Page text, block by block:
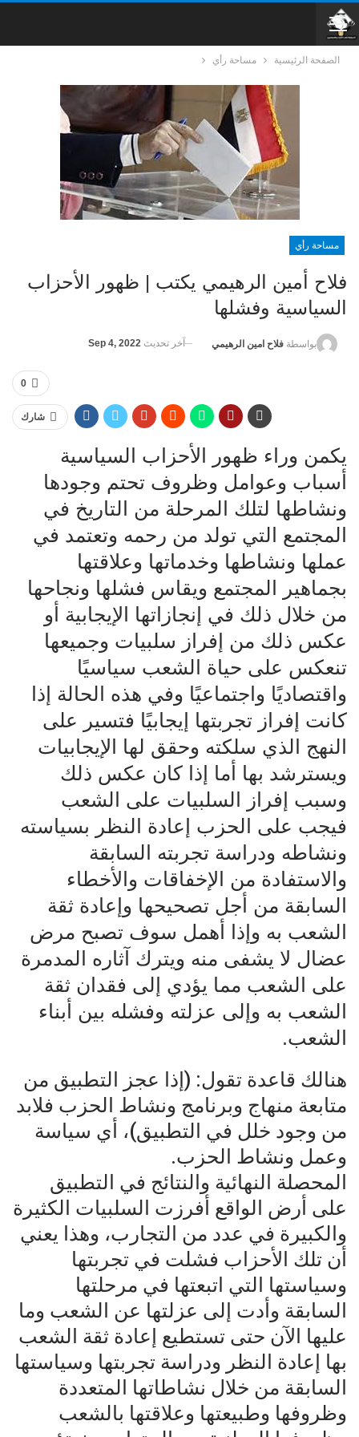
الصفحة الرئيسية مساحة رأي
مساحة رأي
فلاح أمين الرهيمي يكتب | ظهور الأحزاب
السياسية وفشلها
بواسطة فلاح امين الرهيمي آخر تحديث Sep 4, 2022
0
شارك
يكمن وراء ظهور الأحزاب السياسية
أسباب وعوامل وظروف تحتم وجودها
ونشاطها لتلك المرحلة من التاريخ في
المجتمع التي تولد من رحمه وتعتمد في
عملها ونشاطها وخدماتها وعلاقتها
بجماهير المجتمع ويقاس فشلها ونجاحها
من خلال ذلك في إنجازاتها الإيجابية أو
عكس ذلك من إفراز سلبيات وجميعها
تنعكس على حياة الشعب سياسيًا
واقتصاديًا واجتماعيًا وفي هذه الحالة إذا
كانت إفراز تجربتها إيجابيًا فتسير على
النهج الذي سلكته وحقق لها الإيجابيات
ويسترشد بها أما إذا كان عكس ذلك
وسبب إفراز السلبيات على الشعب
فيجب على الحزب إعادة النظر بسياسته
ونشاطه ودراسة تجربته السابقة
والاستفادة من الإخفاقات والأخطاء
السابقة من أجل تصحيحها وإعادة ثقة
الشعب به وإذا أهمل سوف تصبح مرض
عضال لا يشفى منه ويترك آثاره المدمرة
على الشعب مما يؤدي إلى فقدان ثقة
الشعب به وإلى عزلته وفشله بين أبناء
الشعب.
هنالك قاعدة تقول: (إذا عجز التطبيق من
متابعة منهاج وبرنامج ونشاط الحزب فلابد
من وجود خلل في التطبيق)، أي سياسة
وعمل ونشاط الحزب.
المحصلة النهائية والنتائج في التطبيق
على أرض الواقع أفرزت السلبيات الكثيرة
والكبيرة في عدد من التجارب، وهذا يعني
أن تلك الأحزاب فشلت في تجربتها
وسياستها التي اتبعتها في مرحلتها
السابقة وأدت إلى عزلتها عن الشعب وما
عليها الآن حتى تستطيع إعادة ثقة الشعب
بها إعادة النظر ودراسة تجربتها وسياستها
السابقة من خلال نشاطاتها المتعددة
وظروفها وطبيعتها وعلاقتها بالشعب